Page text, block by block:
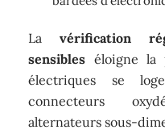
Lavérification
sensibles éloigne la
électriques se
connecteurs
alternateurs sous-